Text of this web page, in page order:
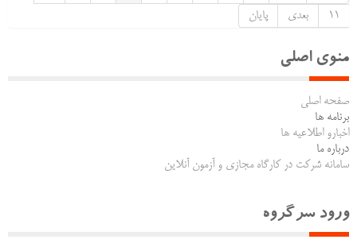
11
بعدی پایان
منوی اصلی
صفحه اصلی
برنامه ها
اخبارو اطلاعیه ها
درباره ما
سامانه شرکت در کارگاه مجازی و آزمون آنلاین
ورود سرگروه